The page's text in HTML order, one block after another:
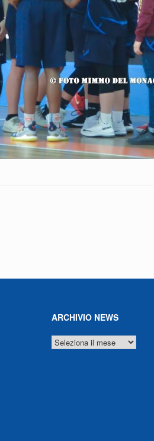
ARCHIVIO NEWS
ARCHIVIO
NEWS